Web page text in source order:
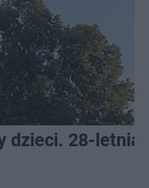
dzieci. 28-